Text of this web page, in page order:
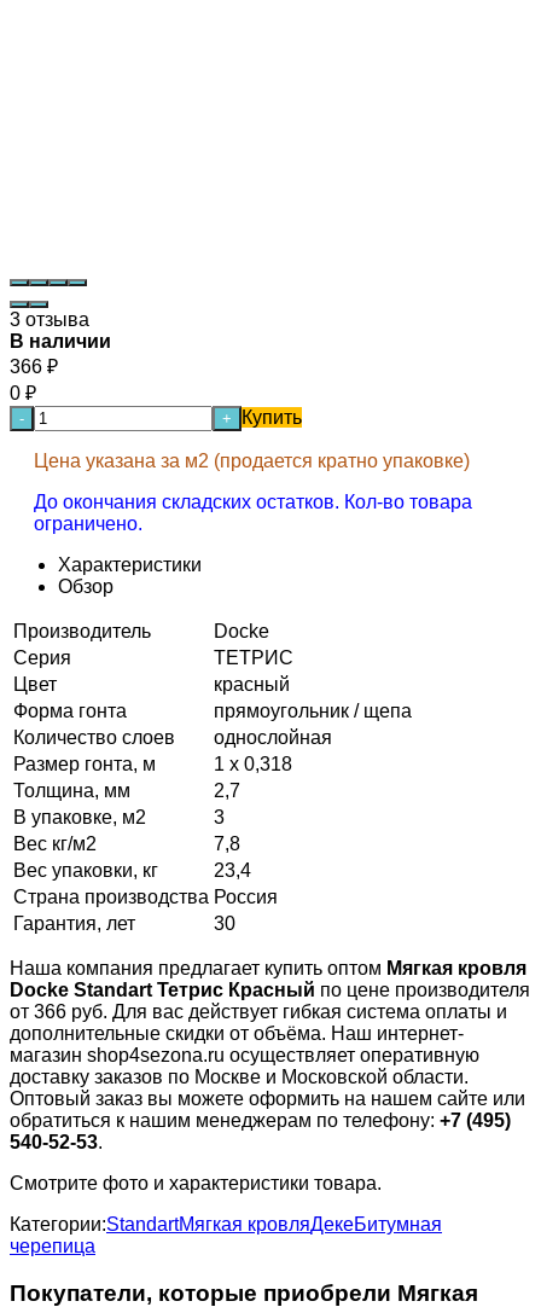
3 отзыва
В наличии
366 ₽
0 ₽
- + Купить
Цена указана за м2 (продается кратно упаковке)
До окончания складских остатков. Кол-во товара
ограничено.
Характеристики
Обзор
Производитель
Docke
Серия
ТЕТРИС
Цвет
красный
Форма гонта
прямоугольник / щепа
Количество слоев
однослойная
Размер гонта, м
1 x 0,318
Толщина, мм
2,7
В упаковке, м2
3
Вес кг/м2
7,8
Вес упаковки, кг
23,4
Страна производства Россия
Гарантия, лет
30
Наша компания предлагает купить оптом Мягкая кровля
Docke Standart Тетрис Красный по цене производителя
от 366 руб. Для вас действует гибкая система оплаты и
дополнительные скидки от объёма. Наш интернет-
магазин shop4sezona.ru осуществляет оперативную
доставку заказов по Москве и Московской области.
Оптовый заказ вы можете оформить на нашем сайте или
обратиться к нашим менеджерам по телефону: +7 (495)
540-52-53.
Смотрите фото и характеристики товара.
Категории:StandartМягкая кровляДекеБитумная
черепица
Покупатели, которые приобрели Мягкая